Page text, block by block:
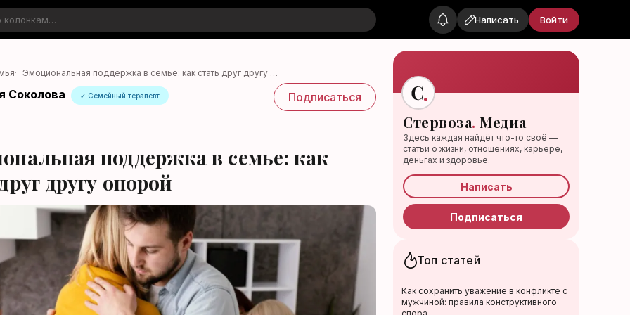
Написать Войти
· Эмоциональная поддержка в семье: как стать друг другу …
Соколова ✓ Семейный терапевт Подписаться
поддержка в семье: как
другу опорой
Стервоза. Медиа
Здесь каждая найдёт что-то своё —
статьи о жизни, отношениях, карьере,
деньгах и здоровье.
Написать
Подписаться
Топ статей
Как сохранить уважение в конфликте с
мужчиной: правила конструктивного